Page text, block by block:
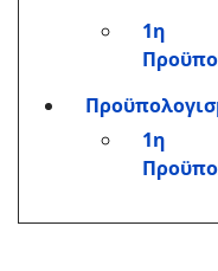
1η
1η